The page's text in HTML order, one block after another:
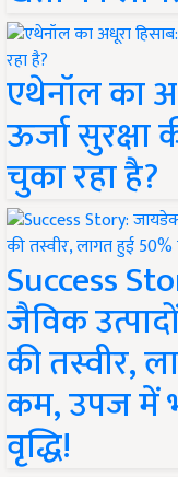
एथेनॉल का
ऊर्जा
चुका रहा है?
Success
जैविक
की तस्वीर,
कम, उपज में
वृद्धि!